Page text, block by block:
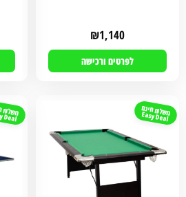
₪1,140
לפרטים ורכישה
משלוח חינם
Easy Deal משלוח
Deal